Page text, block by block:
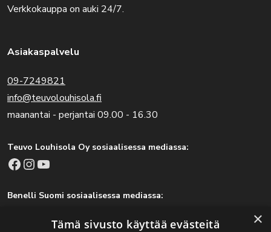
Verkkokauppa on auki 24/7.
Asiakaspalvelu
09-7249821
info@teuvolouhisola.fi
maanantai - perjantai 09.00 - 16.30
Teuvo Louhisola Oy sosiaalisessa mediassa:
Facebook Instagram YouTube
Benelli Suomi sosiaalisessa mediassa:
×
Tämä sivusto käyttää evästeitä